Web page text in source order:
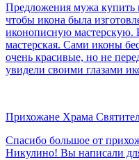
Предложения мужа купить
чтобы икона была
иконописную мастерскую.
мастерская. Сами иконы
очень красивые, но не
увидели своими глазами
Прихожане Храма
Спасибо большое от
Никулино! Вы написали